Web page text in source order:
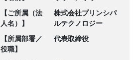
【ご所属（法
人名）】
株式会社プリンシパ
ルテクノロジー
【所属部署／
役職】
代表取締役